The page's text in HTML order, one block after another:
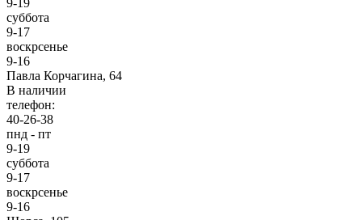
9-19
суббота
9-17
воскрсенье
9-16
Павла Корчагина, 64
В наличии
телефон:
40-26-38
пнд - пт
9-19
суббота
9-17
воскрсенье
9-16